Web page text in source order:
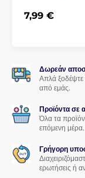
Ενισχυμένο
7,99 €
Δωρεάν
Απλά
από εμάς.
Προϊόντα σε
Όλα τα
επόμενη μέρα.
Γρήγορη
ερωτήσεις ή